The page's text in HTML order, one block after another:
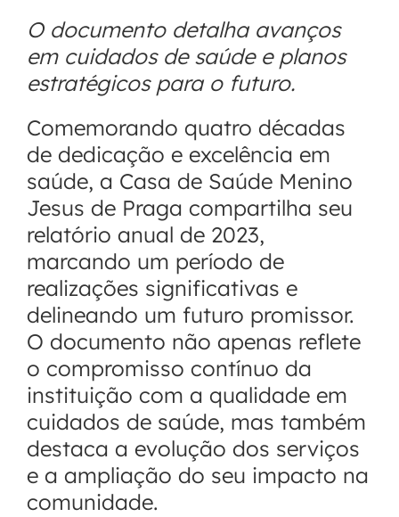
O documento detalha avanços
em cuidados de saúde e planos
estratégicos para o futuro.
Comemorando quatro décadas
de dedicação e excelência em
saúde, a Casa de Saúde Menino
Jesus de Praga compartilha seu
relatório anual de 2023,
marcando um período de
realizações significativas e
delineando um futuro promissor.
O documento não apenas reflete
o compromisso contínuo da
instituição com a qualidade em
cuidados de saúde, mas também
destaca a evolução dos serviços
e a ampliação do seu impacto na
comunidade.